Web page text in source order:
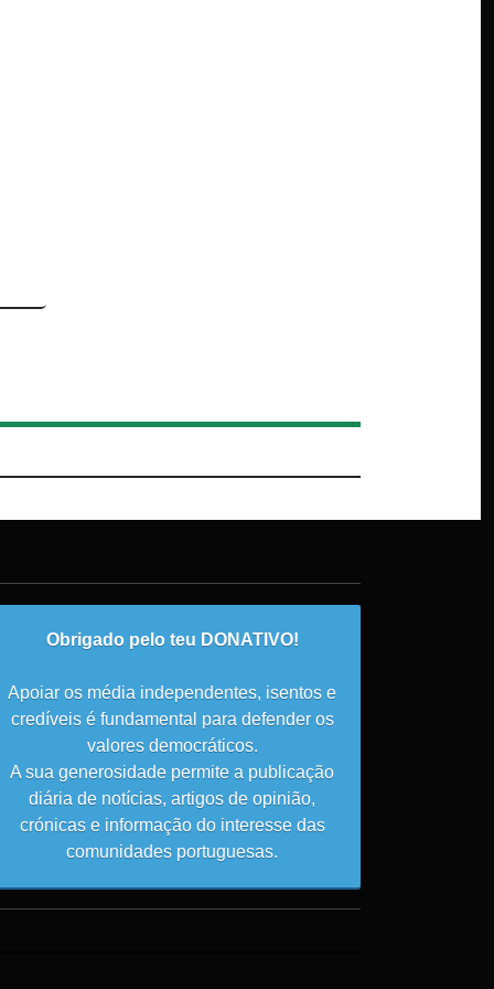
Obrigado pelo teu DONATIVO!
Apoiar os média independentes, isentos e
credíveis é fundamental para defender os
valores democráticos.
A sua generosidade permite a publicação
diária de notícias, artigos de opinião,
crónicas e informação do interesse das
comunidades portuguesas.